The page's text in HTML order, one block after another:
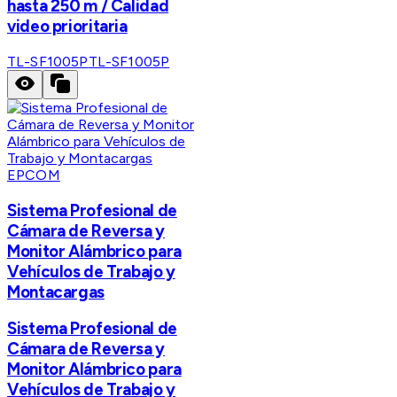
hasta 250 m / Calidad
video prioritaria
TL-SF1005PTL-SF1005P
EPCOM
Sistema Profesional de
Cámara de Reversa y
Monitor Alámbrico para
Vehículos de Trabajo y
Montacargas
Sistema Profesional de
Cámara de Reversa y
Monitor Alámbrico para
Vehículos de Trabajo y